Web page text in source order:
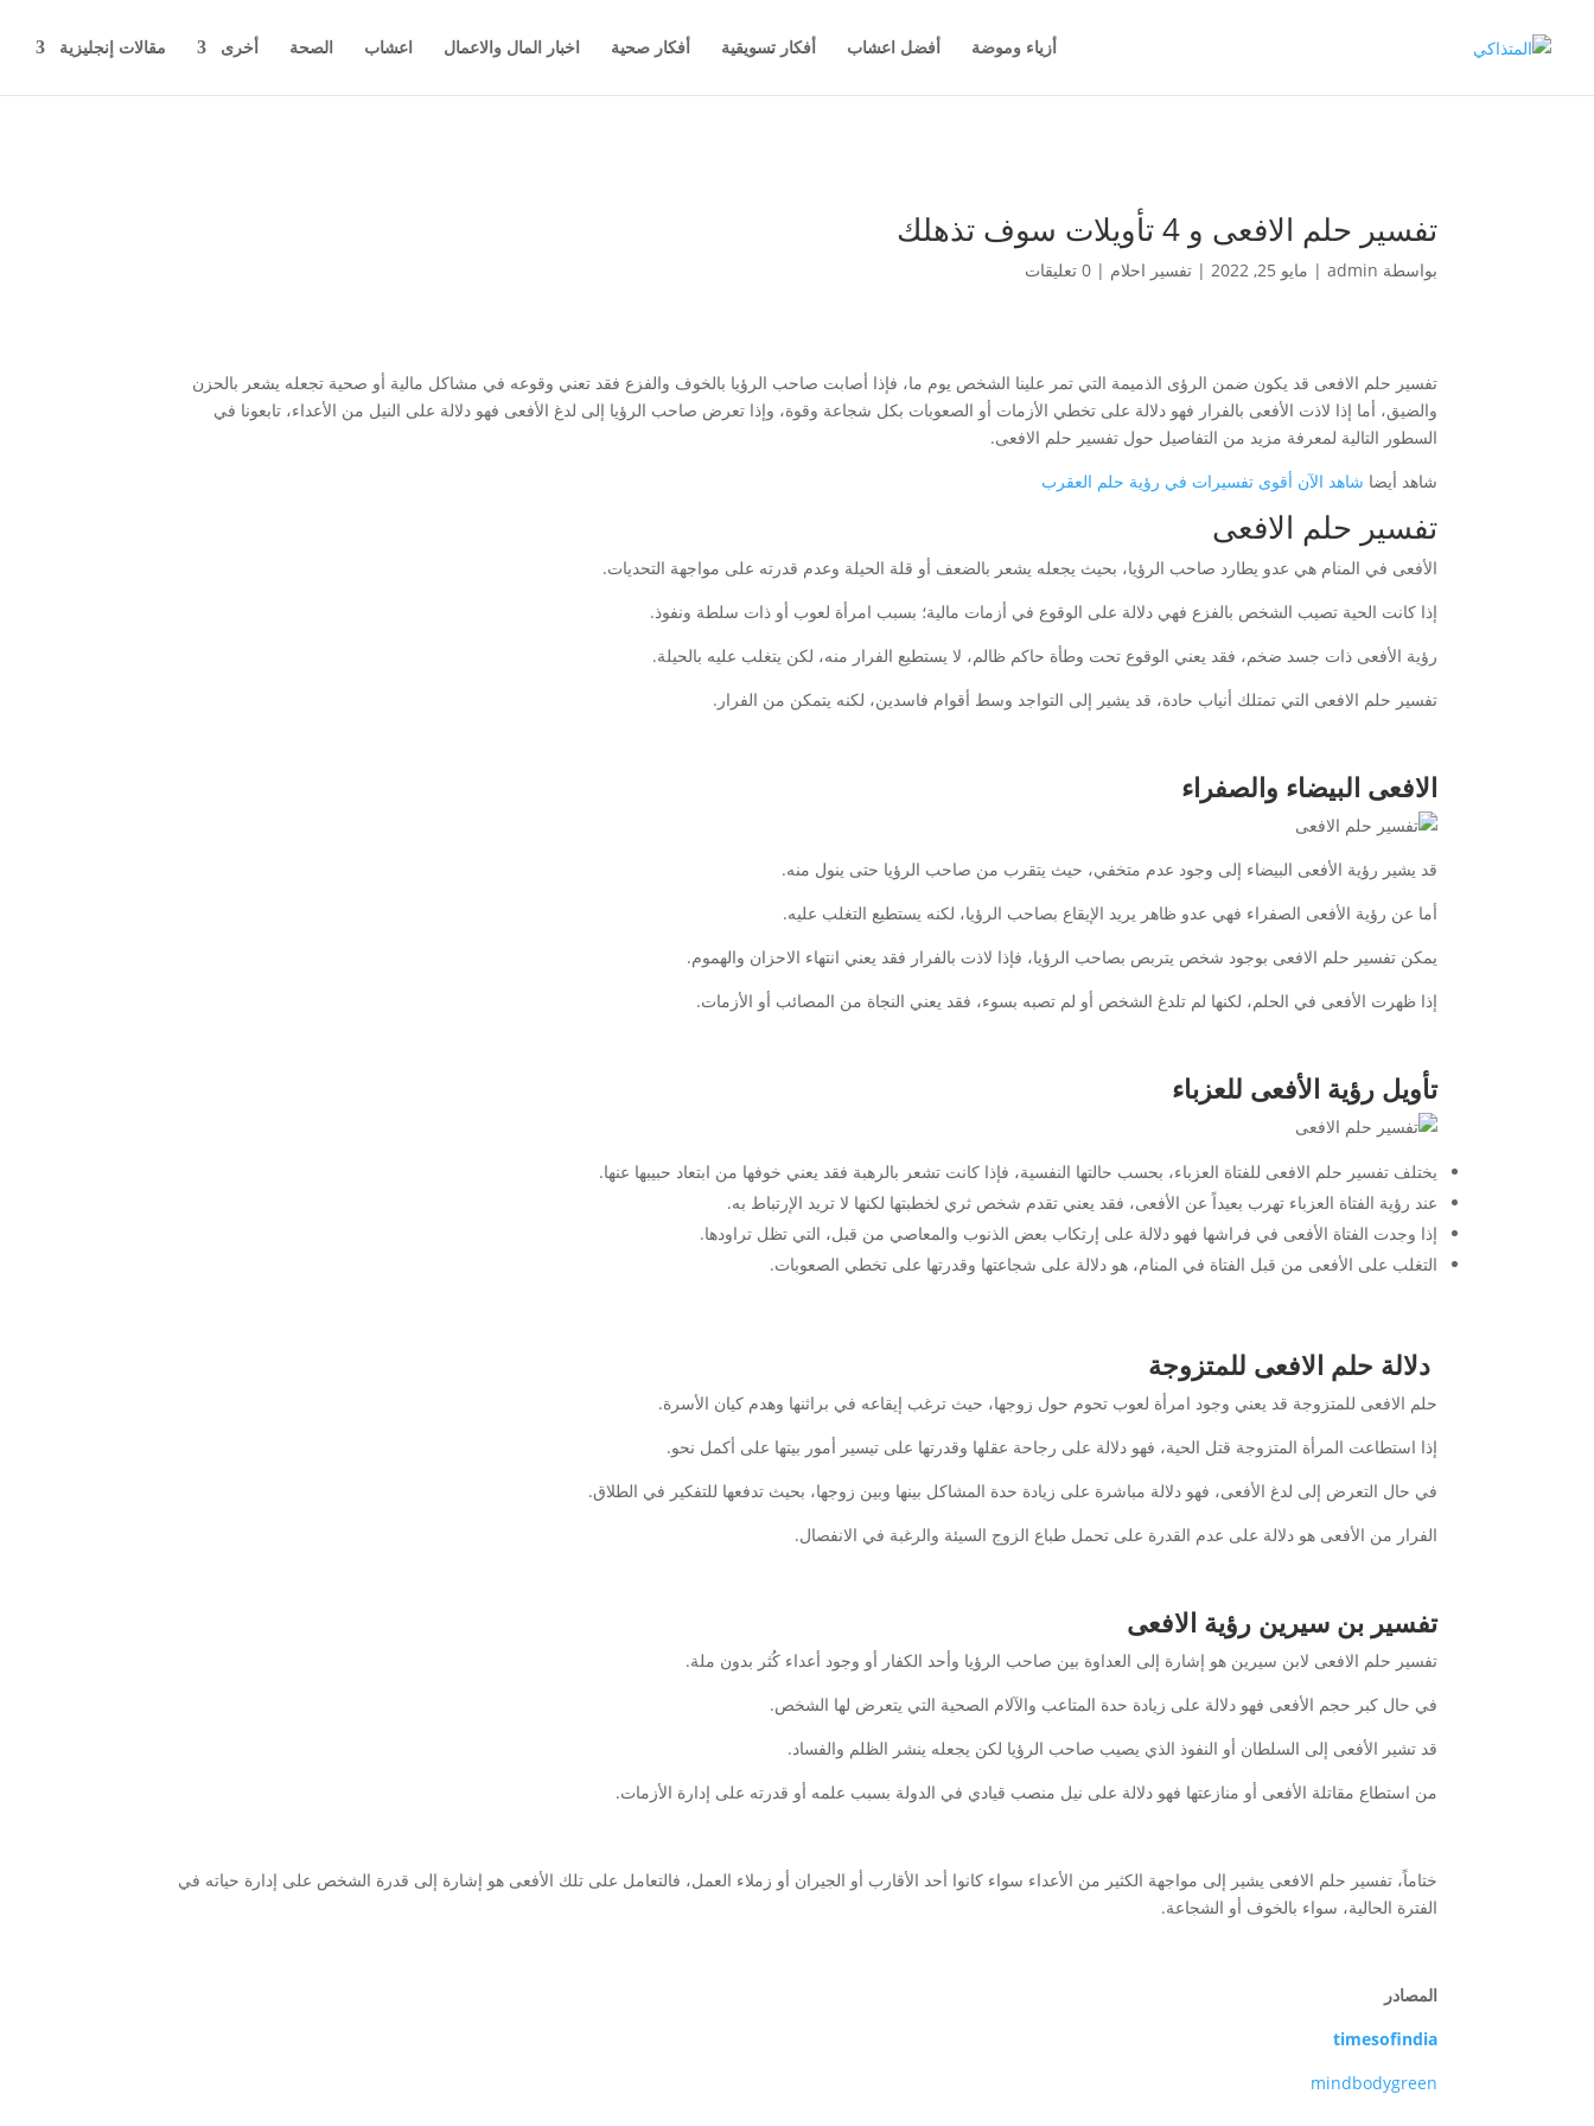
أزياء وموضة أفضل اعشاب أفكار تسويقية أفكار صحية اخبار المال والاعمال اعشاب الصحة أخرى مقالات إنجليزية
تفسير حلم الافعى و 4 تأويلات سوف تذهلك
بواسطة admin
| مايو 25, 2022 | تفسير احلام | 0 تعليقات
تفسير حلم الافعى قد يكون ضمن الرؤى الذميمة التي تمر علينا الشخص يوم ما، فإذا أصابت صاحب الرؤيا بالخوف والفزع فقد تعني وقوعه في مشاكل مالية أو صحية تجعله يشعر بالحزن
والضيق، أما إذا لاذت الأفعى بالفرار فهو دلالة على تخطي الأزمات أو الصعوبات بكل شجاعة وقوة، وإذا تعرض صاحب الرؤيا إلى لدغ الأفعى فهو دلالة على النيل من الأعداء، تابعونا في
السطور التالية لمعرفة مزيد من التفاصيل حول تفسير حلم الافعى.
شاهد أيضا شاهد الآن أقوى تفسيرات في رؤية حلم العقرب
تفسير حلم الافعى
الأفعى في المنام هي عدو يطارد صاحب الرؤيا، بحيث يجعله يشعر بالضعف أو قلة الحيلة وعدم قدرته على مواجهة التحديات.
إذا كانت الحية تصيب الشخص بالفزع فهي دلالة على الوقوع في أزمات مالية؛ بسبب امرأة لعوب أو ذات سلطة ونفوذ.
رؤية الأفعى ذات جسد ضخم، فقد يعني الوقوع تحت وطأة حاكم ظالم، لا يستطيع الفرار منه، لكن يتغلب عليه بالحيلة.
تفسير حلم الافعى التي تمتلك أنياب حادة، قد يشير إلى التواجد وسط أقوام فاسدين، لكنه يتمكن من الفرار.
الافعى البيضاء والصفراء
قد يشير رؤية الأفعى البيضاء إلى وجود عدم متخفي، حيث يتقرب من صاحب الرؤيا حتى ينول منه.
أما عن رؤية الأفعى الصفراء فهي عدو ظاهر يريد الإيقاع بصاحب الرؤيا، لكنه يستطيع التغلب عليه.
يمكن تفسير حلم الافعى بوجود شخص يتربص بصاحب الرؤيا، فإذا لاذت بالفرار فقد يعني انتهاء الاحزان والهموم.
إذا ظهرت الأفعى في الحلم، لكنها لم تلدغ الشخص أو لم تصبه بسوء، فقد يعني النجاة من المصائب أو الأزمات.
تأويل رؤية الأفعى للعزباء
يختلف تفسير حلم الافعى للفتاة العزباء، بحسب حالتها النفسية، فإذا كانت تشعر بالرهبة فقد يعني خوفها من ابتعاد حبيبها عنها.
عند رؤية الفتاة العزباء تهرب بعيداً عن الأفعى، فقد يعني تقدم شخص ثري لخطبتها لكنها لا تريد الإرتباط به.
إذا وجدت الفتاة الأفعى في فراشها فهو دلالة على إرتكاب بعض الذنوب والمعاصي من قبل، التي تظل تراودها.
التغلب على الأفعى من قبل الفتاة في المنام، هو دلالة على شجاعتها وقدرتها على تخطي الصعوبات.
دلالة حلم الافعى للمتزوجة
حلم الافعى للمتزوجة قد يعني وجود امرأة لعوب تحوم حول زوجها، حيث ترغب إيقاعه في براثنها وهدم كيان الأسرة.
إذا استطاعت المرأة المتزوجة قتل الحية، فهو دلالة على رجاحة عقلها وقدرتها على تيسير أمور بيتها على أكمل نحو.
في حال التعرض إلى لدغ الأفعى، فهو دلالة مباشرة على زيادة حدة المشاكل بينها وبين زوجها، بحيث تدفعها للتفكير في الطلاق.
الفرار من الأفعى هو دلالة على عدم القدرة على تحمل طباع الزوج السيئة والرغبة في الانفصال.
تفسير بن سيرين رؤية الافعى
تفسير حلم الافعى لابن سيرين هو إشارة إلى العداوة بين صاحب الرؤيا وأحد الكفار أو وجود أعداء كُثر بدون ملة.
في حال كبر حجم الأفعى فهو دلالة على زيادة حدة المتاعب والآلام الصحية التي يتعرض لها الشخص.
قد تشير الأفعى إلى السلطان أو النفوذ الذي يصيب صاحب الرؤيا لكن يجعله ينشر الظلم والفساد.
من استطاع مقاتلة الأفعى أو منازعتها فهو دلالة على نيل منصب قيادي في الدولة بسبب علمه أو قدرته على إدارة الأزمات.
ختاماً، تفسير حلم الافعى يشير إلى مواجهة الكثير من الأعداء سواء كانوا أحد الأقارب أو الجيران أو زملاء العمل، فالتعامل على تلك الأفعى هو إشارة إلى قدرة الشخص على إدارة حياته في
الفترة الحالية، سواء بالخوف أو الشجاعة.
المصادر
timesofindia
mindbodygreen